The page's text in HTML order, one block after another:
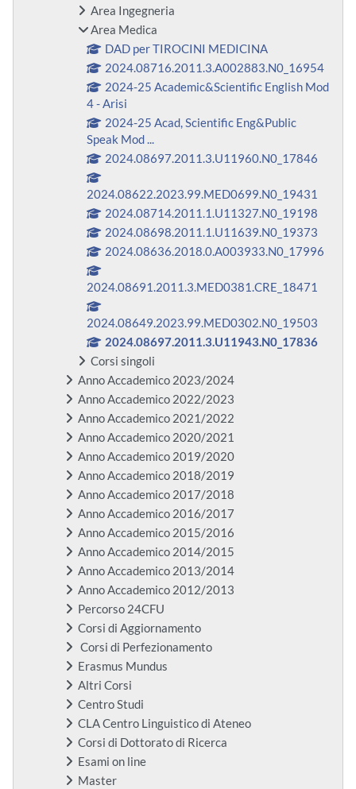
Area Ingegneria
Area Medica
DAD per TIROCINI MEDICINA
2024.08716.2011.3.A002883.N0_16954
2024-25 Academic&Scientific English Mod
4 - Arisi
2024-25 Acad, Scientific Eng&Public
Speak Mod ...
2024.08697.2011.3.U11960.N0_17846
2024.08622.2023.99.MED0699.N0_19431
2024.08714.2011.1.U11327.N0_19198
2024.08698.2011.1.U11639.N0_19373
2024.08636.2018.0.A003933.N0_17996
2024.08691.2011.3.MED0381.CRE_18471
2024.08649.2023.99.MED0302.N0_19503
2024.08697.2011.3.U11943.N0_17836
Corsi singoli
Anno Accademico 2023/2024
Anno Accademico 2022/2023
Anno Accademico 2021/2022
Anno Accademico 2020/2021
Anno Accademico 2019/2020
Anno Accademico 2018/2019
Anno Accademico 2017/2018
Anno Accademico 2016/2017
Anno Accademico 2015/2016
Anno Accademico 2014/2015
Anno Accademico 2013/2014
Anno Accademico 2012/2013
Percorso 24CFU
Corsi di Aggiornamento
Corsi di Perfezionamento
Erasmus Mundus
Altri Corsi
Centro Studi
CLA Centro Linguistico di Ateneo
Corsi di Dottorato di Ricerca
Esami on line
Master